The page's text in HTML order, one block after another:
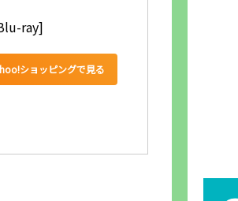
ray]
ショッピングで見る